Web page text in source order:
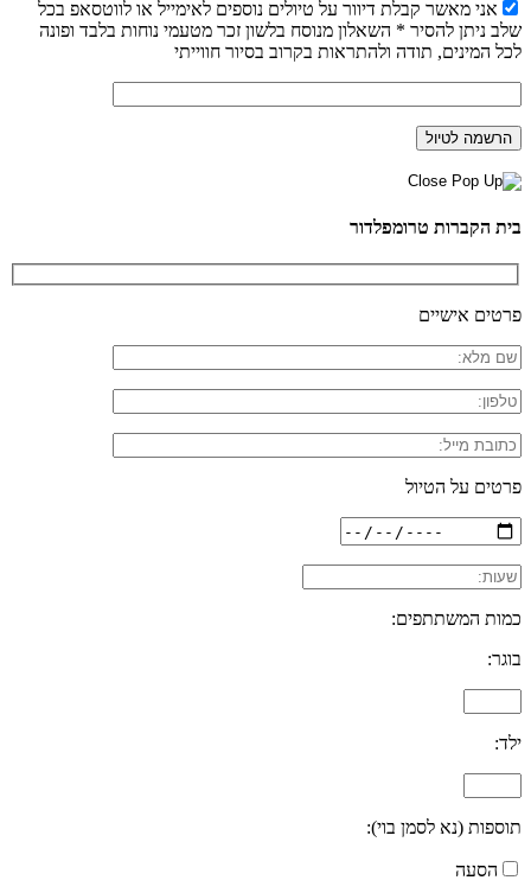
אני מאשר קבלת דיוור על טיולים נוספים לאימייל או לווטסאפ בכל
שלב ניתן להסיר * השאלון מנוסח בלשון זכר מטעמי נוחות בלבד ופונה
לכל המינים, תודה ולהתראות בקרוב בסיור חווייתי
בית הקברות טרומפלדור
פרטים אישיים
פרטים על הטיול
כמות המשתתפים:
בוגר:
ילד:
תוספות (נא לסמן בוי):
הסעה